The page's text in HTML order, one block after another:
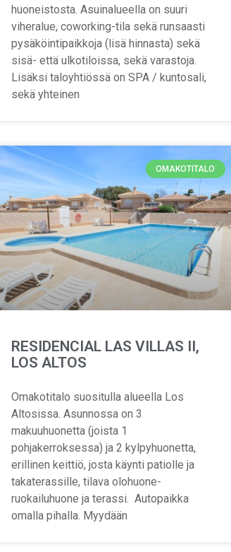
huoneistosta. Asuinalueella on suuri
viheralue, coworking-tila sekä runsaasti
pysäköintipaikkoja (lisä hinnasta) sekä
sisä- että ulkotiloissa, sekä varastoja.
Lisäksi taloyhtiössä on SPA / kuntosali,
sekä yhteinen
OMAKOTITALO
RESIDENCIAL LAS VILLAS II,
LOS ALTOS
Omakotitalo suositulla alueella Los
Altosissa. Asunnossa on 3
makuuhuonetta (joista 1
pohjakerroksessa) ja 2 kylpyhuonetta,
erillinen keittiö, josta käynti patiolle ja
takaterassille, tilava olohuone-
ruokailuhuone ja terassi. Autopaikka
omalla pihalla. Myydään